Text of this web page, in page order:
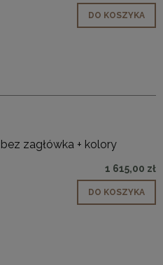
DO KOSZYKA
zagłówka + kolory
1 615,00 zł
DO KOSZYKA